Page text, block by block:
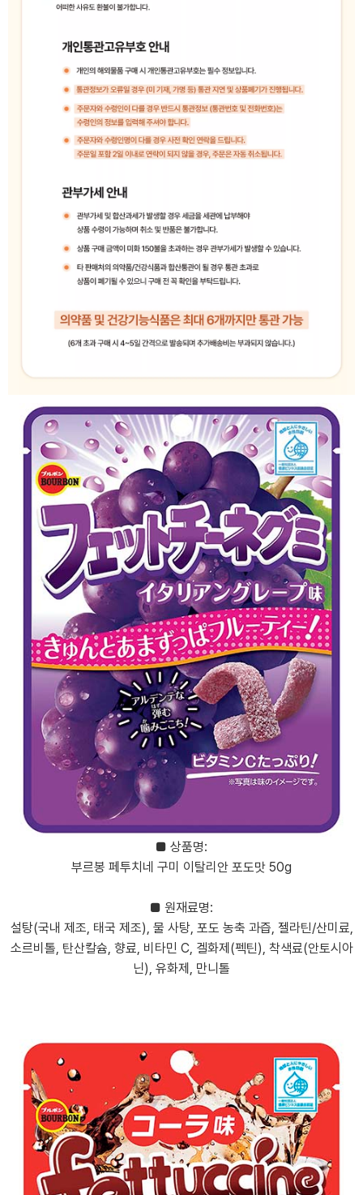
■ 상품명:
부르봉 페투치네 구미 이탈리안 포도맛 50g
■ 원재료명:
설탕(국내 제조, 태국 제조), 물 사탕, 포도 농축 과즙, 젤라틴/산미료,
소르비톨, 탄산칼슘, 향료, 비타민 C, 겔화제(펙틴), 착색료(안토시아
닌), 유화제, 만니톨